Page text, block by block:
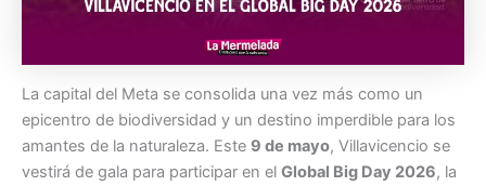
La capital del Meta se consolida una vez más como un
epicentro de biodiversidad y un destino imperdible para los
amantes de la naturaleza. Este 9 de mayo, Villavicencio se
vestirá de gala para participar en el Global Big Day 2026, la